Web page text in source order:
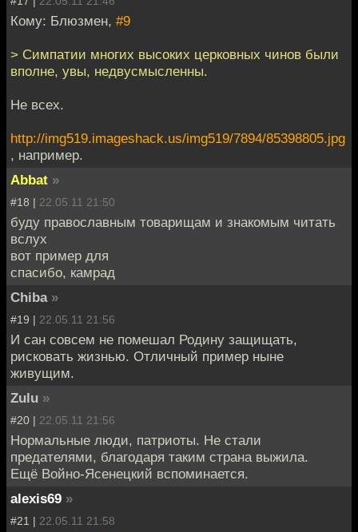
Кому: Блюзмен, #9
> Симпатии многих высоких церковных чинов были
вполне, увы, недвусмысленны.
Не всех.
http://img519.imageshack.us/img519/7894/85398805.jpg
, например.
Abbat »
#18 | 22.05.11 21:50
буду православным товарищам и знакомым читать
вслух
вот пример для
спасибо, камрад
Chiba »
#19 | 22.05.11 21:56
И сан совсем не помешал Родину защищать,
рисковать жизнью. Отличный пример ныне
живущим.
Zulu »
#20 | 22.05.11 21:56
Нормальные люди, патриоты. Не стали
предателями, благодаря таким страна выжила.
Ещё Войно-Ясенецкий вспоминается.
alexis69 »
#21 | 22.05.11 21:58